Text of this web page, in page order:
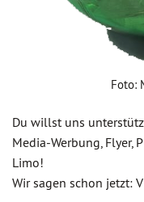
Foto:
Du willst uns
Media-Werbung, Flyer,
Limo!
Wir sagen schon jetzt: